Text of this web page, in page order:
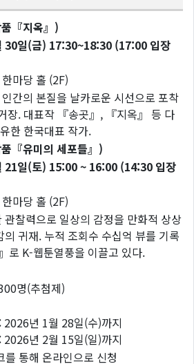
『지옥』)
30일(금) 17:30~18:30 (17:00 입장
마당 홀 (2F)
간의 본질을 날카로운 시선으로 포착
장. 대표작 『송곳』, 『지옥』 등 다
한 한국대표 작가.
『유미의 세포들』)
21일(토) 15:00 ~ 16:00 (14:30 입장
마당 홀 (2F)
찰력으로 일상의 감정을 만화적 상상
귀재. 누적 조회수 수십억 뷰를 기록
로 K-웹툰열풍을 이끌고 있다.
명(추첨제)
2026년 1월 28일(수)까지
2026년 2월 15일(일)까지
통해 온라인으로 신청